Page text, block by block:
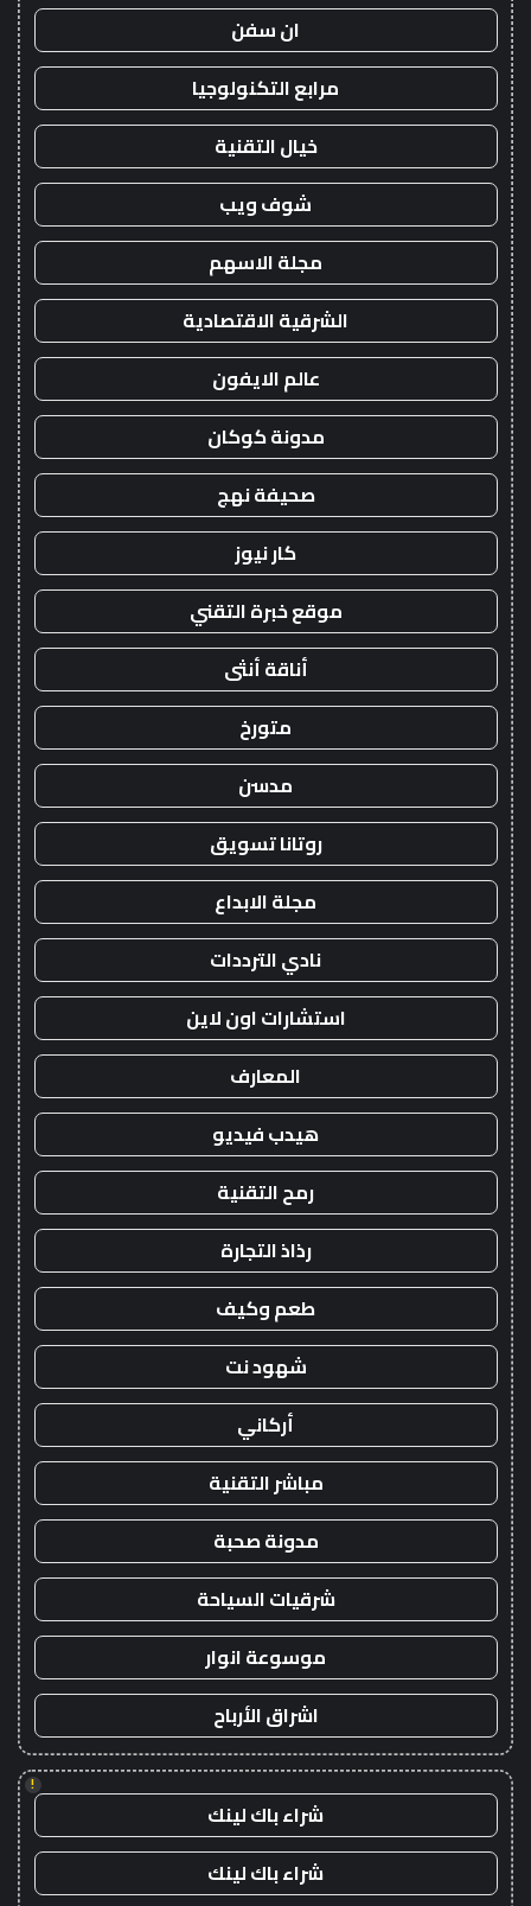
ان سفن
مرابع التكنولوجيا
خيال التقنية
شوف ويب
مجلة الاسهم
الشرقية الاقتصادية
عالم الايفون
مدونة كوكان
صحيفة نهج
كار نيوز
موقع خبرة التقني
أناقة أنثى
متورخ
مدسن
روتانا تسويق
مجلة الابداع
نادي الترددات
استشارات اون لاين
المعارف
هيدب فيديو
رمح التقنية
رذاذ التجارة
طعم وكيف
شهود نت
أركاني
مباشر التقنية
مدونة صحبة
شرقيات السياحة
موسوعة انوار
اشراق الأرباح
!
شراء باك لينك
شراء باك لينك